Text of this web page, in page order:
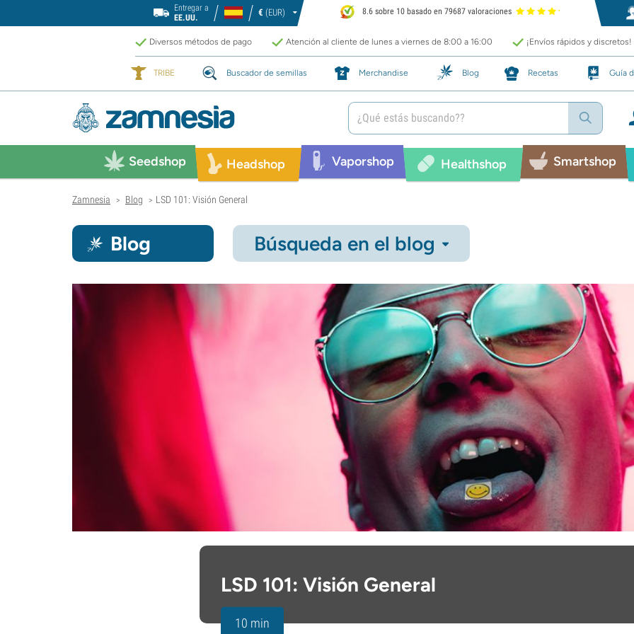
Entregar a
EE.UU.
€ (EUR) 8.6 sobre 10 basado en 79687 valoraciones
Diversos métodos de pago Atención al cliente de lunes a viernes de 8:00 a 16:00 ¡Envíos rápidos y discretos!
TRIBE Buscador de semillas Merchandise Blog Recetas Guía
Seedshop Headshop Vaporshop Healthshop Smartshop
Zamnesia > Blog > LSD 101: Visión General
Blog Búsqueda en el blog
LSD 101: Visión General
10 min